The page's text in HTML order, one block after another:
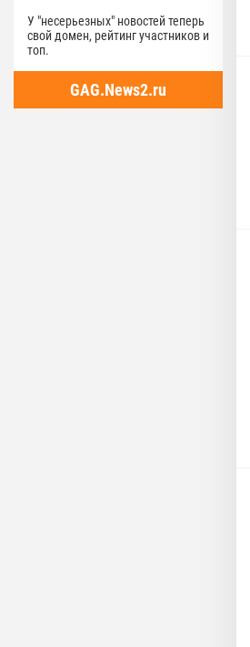
У "несерьезных" новостей теперь
свой домен, рейтинг участников и
топ.
GAG.News2.ru